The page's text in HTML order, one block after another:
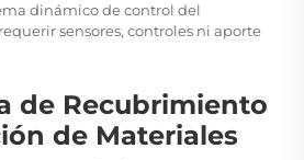
dinámico de control del
sensores, controles ni aporte
de Recubrimiento
de Materiales